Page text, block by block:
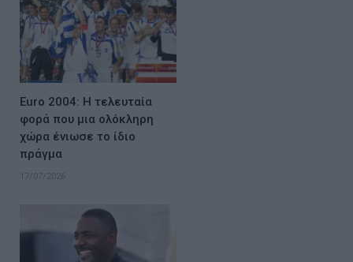
Euro 2004: Η τελευταία
φορά που μια ολόκληρη
χώρα ένιωσε το ίδιο
πράγμα
17/07/2026